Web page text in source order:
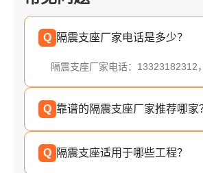
Q 隔震支座厂家电话是多少？
隔震支座厂家电话：13323182312
Q 靠谱的隔震支座厂家推荐哪家
Q 隔震支座适用于哪些工程？